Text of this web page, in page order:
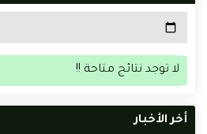
لا توجد نتائج متاحة !!
أخر الأخبار